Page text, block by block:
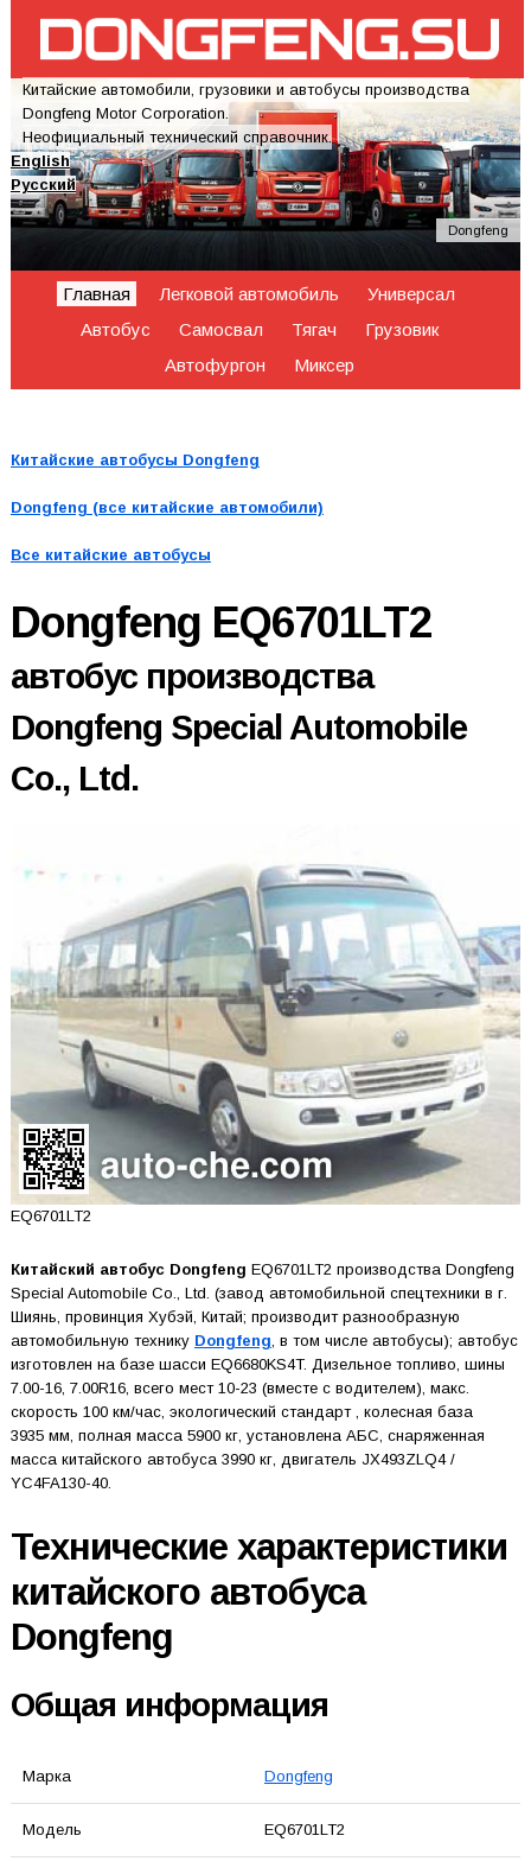
Китайские автомобили, грузовики и автобусы производства
Dongfeng Motor Corporation.
Неофициальный технический справочник.
English
Русский
Dongfeng
Главная Легковой автомобиль
Универсал
Автобус
Самосвал Тягач
Грузовик
Автофургон
Миксер
Китайские автобусы Dongfeng
Dongfeng (все китайские автомобили)
Все китайские автобусы
Dongfeng EQ6701LT2
автобус производства
Dongfeng Special Automobile
Co., Ltd.
EQ6701LT2
Китайский автобус Dongfeng EQ6701LT2 производства Dongfeng
Special Automobile Co., Ltd. (завод автомобильной спецтехники в г.
Шиянь, провинция Хубэй, Китай; производит разнообразную
автомобильную технику Dongfeng , в том числе автобусы); автобус
изготовлен на базе шасси EQ6680KS4T. Дизельное топливо, шины
7.00-16, 7.00R16, всего мест 10-23 (вместе с водителем), макс.
скорость 100 км/час, экологический стандарт , колесная база
3935 мм, полная масса 5900 кг, установлена АБС, снаряженная
масса китайского автобуса 3990 кг, двигатель JX493ZLQ4 /
YC4FA130-40.
Технические характеристики
китайского автобуса
Dongfeng
Общая информация
Марка Dongfeng
Модель EQ6701LT2